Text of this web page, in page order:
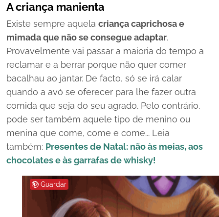
A criança manienta
Existe sempre aquela criança caprichosa e
mimada que não se consegue adaptar.
Provavelmente vai passar a maioria do tempo a
reclamar e a berrar porque não quer comer
bacalhau ao jantar. De facto, só se irá calar
quando a avó se oferecer para lhe fazer outra
comida que seja do seu agrado. Pelo contrário,
pode ser também aquele tipo de menino ou
menina que come, come e come... Leia
também: Presentes de Natal: não às meias, aos
chocolates e às garrafas de whisky!
Guardar